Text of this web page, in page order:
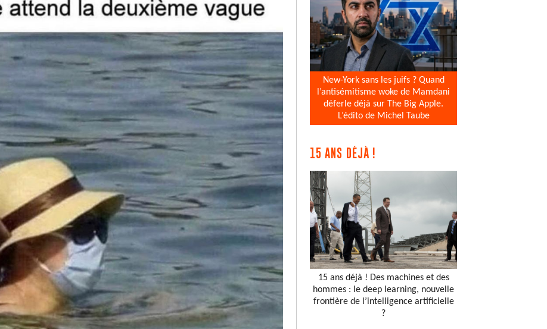
New-York sans les juifs ? Quand
l’antisémitisme woke de Mamdani
déferle déjà sur The Big Apple.
L’édito de Michel Taube
15 ANS DÉJÀ !
15 ans déjà ! Des machines et des
hommes : le deep learning, nouvelle
frontière de l’intelligence artificielle
?